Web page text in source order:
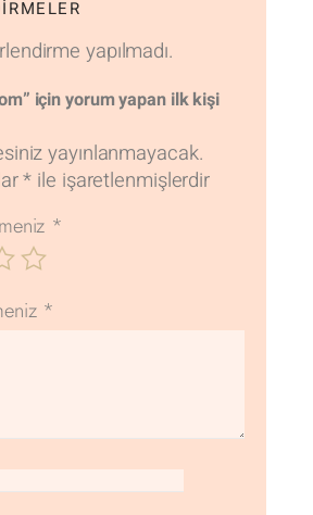
yapılmadı.
için yorum yapan ilk kişi
yayınlanmayacak.
* ile işaretlenmişlerdir
*
*